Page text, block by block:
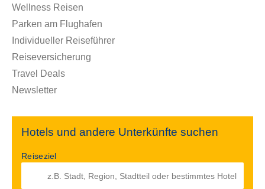
Wellness Reisen
Parken am Flughafen
Individueller Reiseführer
Reiseversicherung
Travel Deals
Newsletter
Hotels und andere Unterkünfte suchen
Reiseziel